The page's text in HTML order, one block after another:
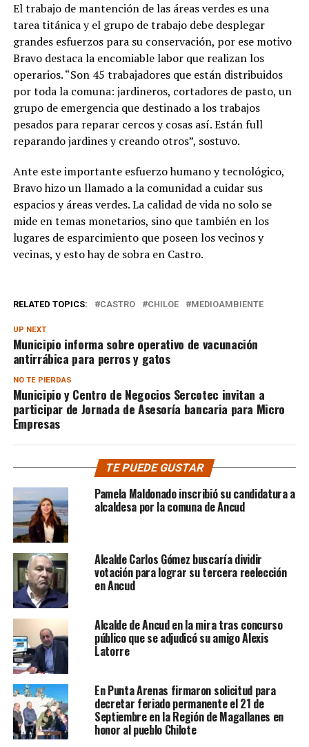
El trabajo de mantención de las áreas verdes es una
tarea titánica y el grupo de trabajo debe desplegar
grandes esfuerzos para su conservación, por ese motivo
Bravo destaca la encomiable labor que realizan los
operarios. “Son 45 trabajadores que están distribuidos
por toda la comuna: jardineros, cortadores de pasto, un
grupo de emergencia que destinado a los trabajos
pesados para reparar cercos y cosas así. Están full
reparando jardines y creando otros”, sostuvo.
Ante este importante esfuerzo humano y tecnológico,
Bravo hizo un llamado a la comunidad a cuidar sus
espacios y áreas verdes. La calidad de vida no solo se
mide en temas monetarios, sino que también en los
lugares de esparcimiento que poseen los vecinos y
vecinas, y esto hay de sobra en Castro.
RELATED TOPICS: CASTRO CHILOE MEDIOAMBIENTE
UP NEXT
Municipio informa sobre operativo de vacunación
antirrábica para perros y gatos
NO TE PIERDAS
Municipio y Centro de Negocios Sercotec invitan a
participar de Jornada de Asesoría bancaria para Micro
Empresas
TE PUEDE GUSTAR
Pamela Maldonado inscribió su candidatura a
alcaldesa por la comuna de Ancud
Alcalde Carlos Gómez buscaría dividir
votación para lograr su tercera reelección
en Ancud
Alcalde de Ancud en la mira tras concurso
público que se adjudicó su amigo Alexis
Latorre
En Punta Arenas firmaron solicitud para
decretar feriado permanente el 21 de
Septiembre en la Región de Magallanes en
honor al pueblo Chilote